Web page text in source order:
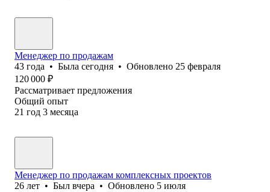
Менеджер по продажам
43 года • Была сегодня • Обновлено 25 февраля
120 000 ₽
Рассматривает предложения
Общий опыт
21 год 3 месяца
Менеджер по продажам комплексных проектов
26 лет • Был вчера • Обновлено 5 июля